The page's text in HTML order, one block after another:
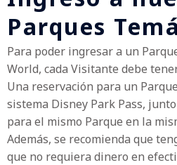
Parques
Para poder ingresar a un
World, cada Visitante debe
Una reservación para un
sistema Disney Park Pass,
para el mismo Parque en la
Además, se recomienda que
que no requiera dinero en